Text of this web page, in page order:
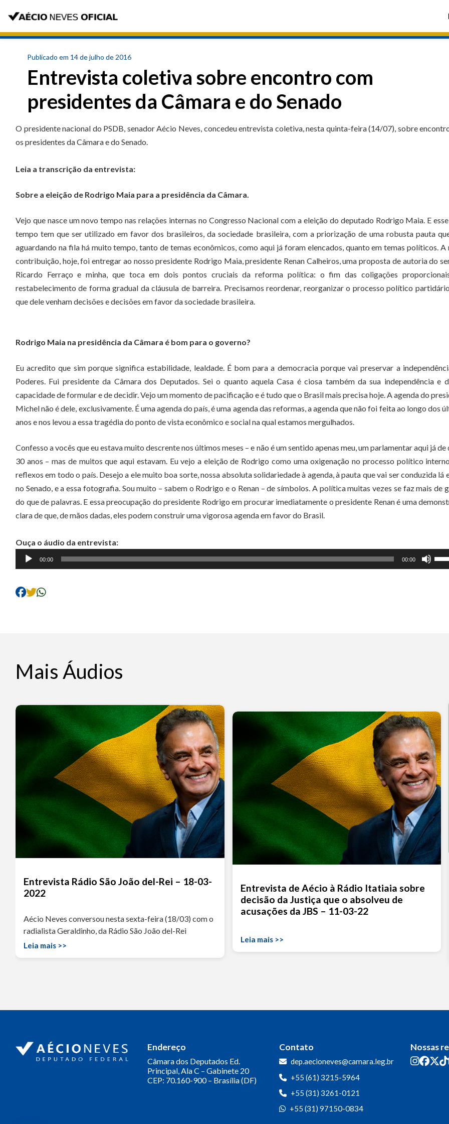
Publicado em 14 de julho de 2016
Entrevista coletiva sobre encontro com
presidentes da Câmara e do Senado
O presidente nacional do PSDB, senador Aécio Neves, concedeu entrevista coletiva, nesta quinta-feira (14/07), sobre
os presidentes da Câmara e do Senado.
Leia a transcrição da entrevista:
Sobre a eleição de Rodrigo Maia para a presidência da Câmara.
Vejo que nasce um novo tempo nas relações internas no Congresso Nacional com a eleição do deputado Rodrigo Maia. E
tempo tem que ser utilizado em favor dos brasileiros, da sociedade brasileira, com a priorização de uma robusta pauta
aguardando na fila há muito tempo, tanto de temas econômicos, como aqui já foram elencados, quanto em temas políticos. A
contribuição, hoje, foi entregar ao nosso presidente Rodrigo Maia, presidente Renan Calheiros, uma proposta de autoria do
Ricardo Ferraço e minha, que toca em dois pontos cruciais da reforma política: o fim das coligações
restabelecimento de forma gradual da cláusula de barreira. Precisamos reordenar, reorganizar o processo político
que dele venham decisões e decisões em favor da sociedade brasileira.
Rodrigo Maia na presidência da Câmara é bom para o governo?
Eu acredito que sim porque significa estabilidade, lealdade. É bom para a democracia porque vai preservar a
Poderes. Fui presidente da Câmara dos Deputados. Sei o quanto aquela Casa é ciosa também da sua independência e
capacidade de formular e de decidir. Vejo um momento de pacificação e é tudo que o Brasil mais precisa hoje. A agenda do
Michel não é dele, exclusivamente. É uma agenda do país, é uma agenda das reformas, a agenda que não foi feita ao longo dos
anos e nos levou a essa tragédia do ponto de vista econômico e social na qual estamos mergulhados.
Confesso a vocês que eu estava muito descrente nos últimos meses – e não é um sentido apenas meu, um parlamentar aqui já de
30 anos – mas de muitos que aqui estavam. Eu vejo a eleição de Rodrigo como uma oxigenação no processo político
reflexos em todo o país. Desejo a ele muito boa sorte, nossa absoluta solidariedade à agenda, à pauta que vai ser conduzida lá
no Senado, e a essa fotografia. Sou muito – sabem o Rodrigo e o Renan – de símbolos. A política muitas vezes se faz mais de
do que de palavras. E essa preocupação do presidente Rodrigo em procurar imediatamente o presidente Renan é uma
clara de que, de mãos dadas, eles podem construir uma vigorosa agenda em favor do Brasil.
Ouça o áudio da entrevista:
Tocador
de
00:00 00:00
Use
as
o
Mais Áudios
Entrevista Rádio São João del-Rei – 18-03-
2022
Aécio Neves conversou nesta sexta-feira (18/03) com o
radialista Geraldinho, da Rádio São João del-Rei
Leia mais >>
Entrevista de Aécio à Rádio Itatiaia sobre
decisão da Justiça que o absolveu de
acusações da JBS – 11-03-22
Leia mais >>
Endereço
Câmara dos Deputados Ed.
Principal, Ala C – Gabinete 20
CEP: 70.160-900 – Brasília (DF)
Contato
dep.aecioneves@camara.leg.br
+55 (61) 3215-5964
+55 (31) 3261-0121
+55 (31) 97150-0834
Nossas